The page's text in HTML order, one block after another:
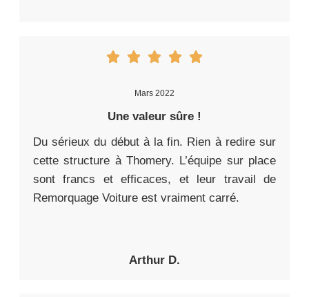
Mars 2022
Une valeur sûre !
Du sérieux du début à la fin. Rien à redire sur
cette structure à Thomery. L’équipe sur place
sont francs et efficaces, et leur travail de
Remorquage Voiture est vraiment carré.
Arthur D.